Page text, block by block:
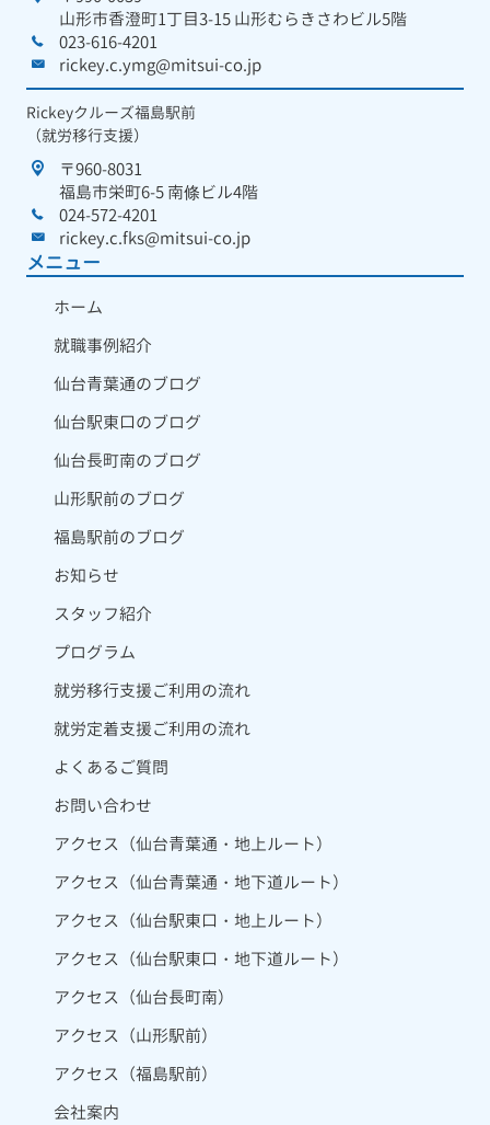
山形市香澄町1丁目3-15 山形むらきさわビル5階
023-616-4201
rickey.c.ymg@mitsui-co.jp
Rickeyクルーズ福島駅前
（就労移行支援）
〒960-8031
福島市栄町6-5 南條ビル4階
024-572-4201
rickey.c.fks@mitsui-co.jp
メニュー
ホーム
就職事例紹介
仙台青葉通のブログ
仙台駅東口のブログ
仙台長町南のブログ
山形駅前のブログ
福島駅前のブログ
お知らせ
スタッフ紹介
プログラム
就労移行支援ご利用の流れ
就労定着支援ご利用の流れ
よくあるご質問
お問い合わせ
アクセス（仙台青葉通・地上ルート）
アクセス（仙台青葉通・地下道ルート）
アクセス（仙台駅東口・地上ルート）
アクセス（仙台駅東口・地下道ルート）
アクセス（仙台長町南）
アクセス（山形駅前）
アクセス（福島駅前）
会社案内